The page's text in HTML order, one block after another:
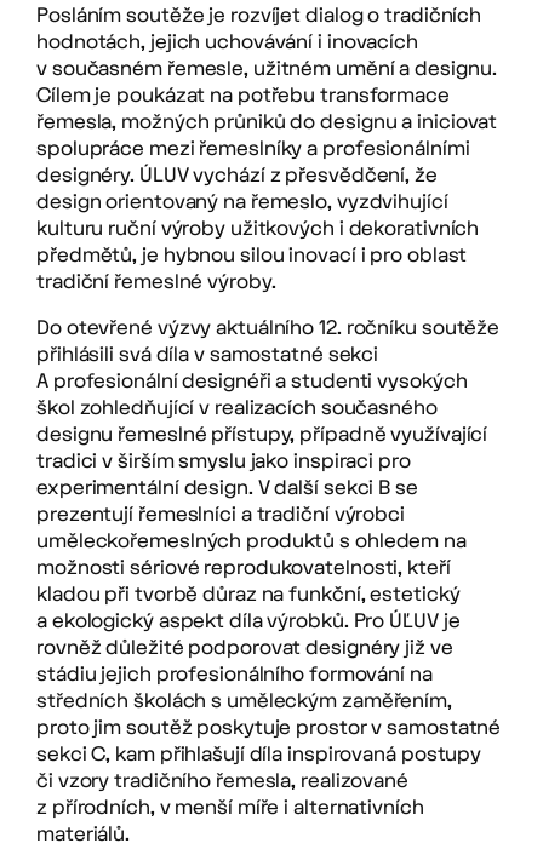
Posláním soutěže je rozvíjet dialog o tradičních
hodnotách, jejich uchovávání i inovacích
v současném řemesle, užitném umění a designu.
Cílem je poukázat na potřebu transformace
řemesla, možných průniků do designu a iniciovat
spolupráce mezi řemeslníky a profesionálními
designéry. ÚLUV vychází z přesvědčení, že
design orientovaný na řemeslo, vyzdvihující
kulturu ruční výroby užitkových i dekorativních
předmětů, je hybnou silou inovací i pro oblast
tradiční řemeslné výroby.
Do otevřené výzvy aktuálního 12. ročníku soutěže
přihlásili svá díla v samostatné sekci
A profesionální designéři a studenti vysokých
škol zohledňující v realizacích současného
designu řemeslné přístupy, případně využívající
tradici v širším smyslu jako inspiraci pro
experimentální design. V další sekci B se
prezentují řemeslníci a tradiční výrobci
uměleckořemeslných produktů s ohledem na
možnosti sériové reprodukovatelnosti, kteří
kladou při tvorbě důraz na funkční, estetický
a ekologický aspekt díla výrobků. Pro ÚĽUV je
rovněž důležité podporovat designéry již ve
stádiu jejich profesionálního formování na
středních školách s uměleckým zaměřením,
proto jim soutěž poskytuje prostor v samostatné
sekci C, kam přihlašují díla inspirovaná postupy
či vzory tradičního řemesla, realizované
z přírodních, v menší míře i alternativních
materiálů.